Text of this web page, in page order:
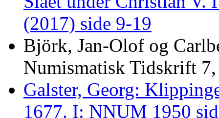
(2017) side 9-19
Björk, Jan-Olof og
Numismatisk Tidskrift
Galster, Georg:
1677. I: NNUM 1950